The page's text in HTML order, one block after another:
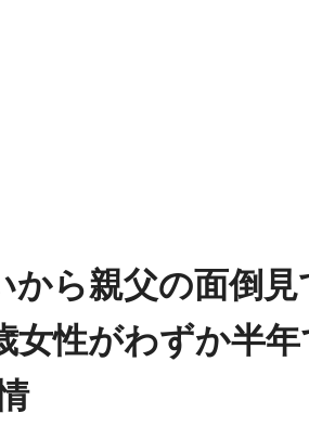
から親父の面倒
女性がわずか半